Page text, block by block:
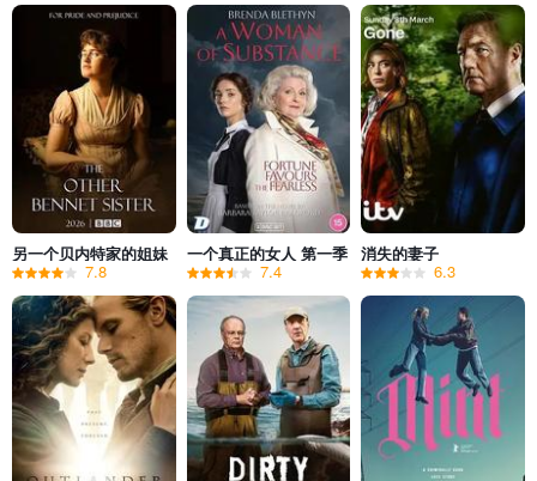
另一个贝内特家的姐妹
7.8
一个真正的女人 第一季
7.4
消失的妻子
6.3